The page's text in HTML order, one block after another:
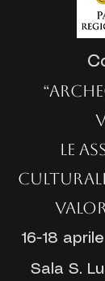
le
16-18
Sala S.